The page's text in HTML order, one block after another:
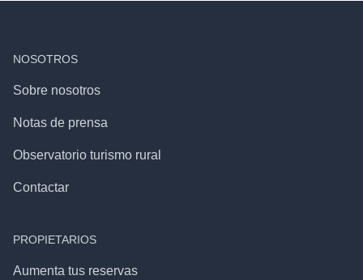
NOSOTROS
Sobre nosotros
Notas de prensa
Observatorio turismo rural
Contactar
PROPIETARIOS
Aumenta tus reservas